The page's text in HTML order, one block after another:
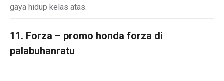
gaya hidup kelas atas.
11. Forza – promo honda forza di
palabuhanratu